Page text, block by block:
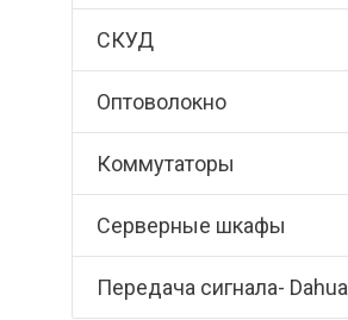
СКУД
Оптоволокно
Коммутаторы
Серверные шкафы
Передача сигнала- Dahua